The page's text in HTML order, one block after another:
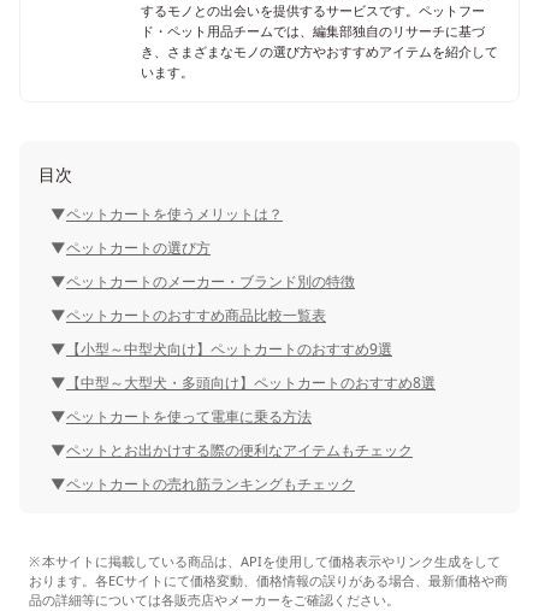
するモノとの出会いを提供するサービスです。ペットフー
ド・ペット用品チームでは、編集部独自のリサーチに基づ
き、さまざまなモノの選び方やおすすめアイテムを紹介して
います。
目次
ペットカートを使うメリットは？
ペットカートの選び方
ペットカートのメーカー・ブランド別の特徴
ペットカートのおすすめ商品比較一覧表
【小型～中型犬向け】ペットカートのおすすめ9選
【中型～大型犬・多頭向け】ペットカートのおすすめ8選
ペットカートを使って電車に乗る方法
ペットとお出かけする際の便利なアイテムもチェック
ペットカートの売れ筋ランキングもチェック
本サイトに掲載している商品は、APIを使用して価格表示やリンク生成をして
おります。各ECサイトにて価格変動、価格情報の誤りがある場合、最新価格や商
品の詳細等については各販売店やメーカーをご確認ください。